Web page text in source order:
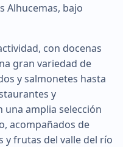
Alhucemas, bajo
con docenas
gran variedad de
y salmonetes hasta
y
amplia selección
acompañados de
y frutas del valle del río